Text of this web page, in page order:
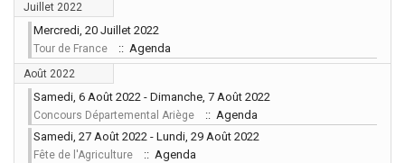
Juillet 2022
Mercredi, 20 Juillet 2022
Tour de France :: Agenda
Août 2022
Samedi, 6 Août 2022 - Dimanche, 7 Août 2022
Concours Départemental Ariège
:: Agenda
Samedi, 27 Août 2022 - Lundi, 29 Août 2022
Fête de l'Agriculture :: Agenda